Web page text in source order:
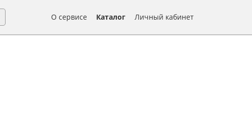
О сервисе Каталог Личный кабинет